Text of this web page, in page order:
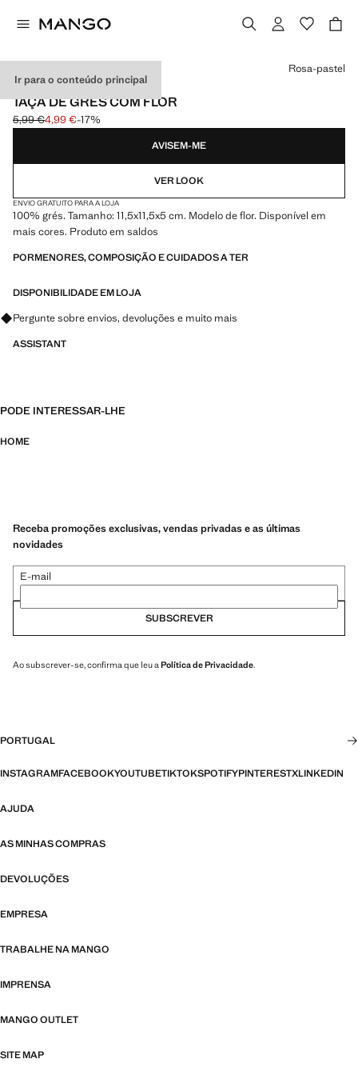
Ir para o conteúdo principal
MADE IN PORTUGAL
TAÇA DE GRÉS COM FLOR
Preço inicial riscado [5,99 € ]
5,99 €
Preço atual [4,99 € ]
4,99 €-17%
Selecione uma cor
Rosa-pastel
AVISEM-ME
VER LOOK
ENVIO GRATUITO PARA A LOJA
100% grés. Tamanho: 11,5x11,5x5 cm. Modelo de flor. Disponível em
mais cores. Produto em saldos
PORMENORES, COMPOSIÇÃO E CUIDADOS A TER
DISPONIBILIDADE EM LOJA
Pergunte sobre envios, devoluções e muito mais
ASSISTANT
PODE INTERESSAR-LHE
HOME
Receba promoções exclusivas, vendas privadas e as últimas
novidades
E-mail
SUBSCREVER
Ao subscrever-se, confirma que leu a Política de Privacidade.
PORTUGAL
INSTAGRAMFACEBOOKYOUTUBETIKTOKSPOTIFYPINTERESTXLINKEDIN
AJUDA
AS MINHAS COMPRAS
DEVOLUÇÕES
EMPRESA
TRABALHE NA MANGO
IMPRENSA
MANGO OUTLET
SITE MAP